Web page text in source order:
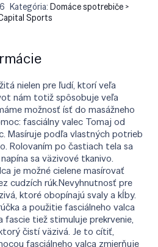
Kategória:Domáce spotrebiče >
Sports
nielen pre ľudí, ktorí veľa
nám totiž spôsobuje veľa
možnosť ísť do masážneho
fasciálny valec Tomaj od
Masíruje podľa vlastných potrieb
Rolovaním po častiach tela sa
sa väzivové tkanivo.
je možné cielene masírovať
cudzích rúk.Nevyhnutnosť pre
ktoré obopínajú svaly a kĺby.
a použitie fasciálneho valca
fascie tiež stimuluje prekrvenie,
čistí väzivá. Je to cítiť,
fasciálneho valca zmierňuje